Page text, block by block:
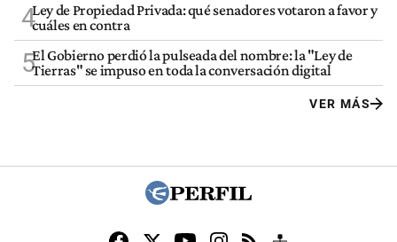
4Ley de Propiedad Privada: qué senadores votaron a favor y
cuáles en contra
5El Gobierno perdió la pulseada del nombre: la "Ley de
Tierras" se impuso en toda la conversación digital
VER MÁS